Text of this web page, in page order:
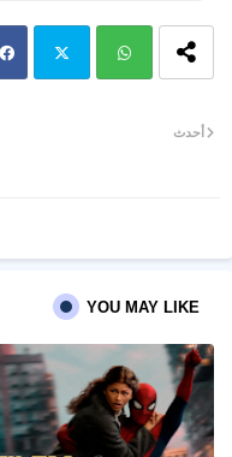
أحدث
YOU MAY LIKE